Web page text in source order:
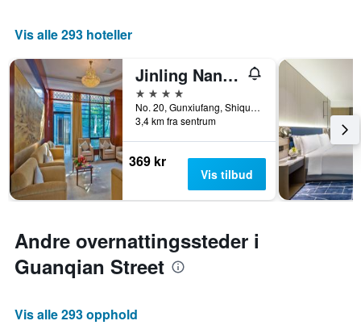
Vis alle 293 hoteller
Jinling Nanlin Hotel
4 stjerner
No. 20, Gunxiufang, Shiquan Street, Suzhou, Kina
3,4 km fra sentrum
369 kr
Vis tilbud
Andre overnattingssteder i
Guanqian Street
Vis alle 293 opphold